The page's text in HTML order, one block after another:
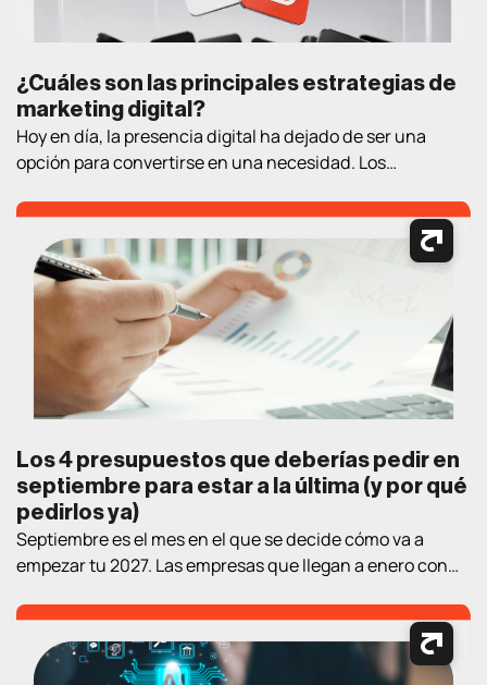
¿Cuáles son las principales estrategias de
marketing digital?
Hoy en día, la presencia digital ha dejado de ser una
opción para convertirse en una necesidad. Los
buscando información, comparando productos, leyendo
opiniones y tomando decisiones de compra. En este
contexto, contar con estrategias de marketing digital
bien definidas es fundamental para atraer clientes,
generar oportunidades […]
Los 4 presupuestos que deberías pedir en
septiembre para estar a la última (y por qué
pedirlos ya)
Septiembre es el mes en el que se decide cómo va a
empezar tu 2027. Las empresas que llegan a enero con
ventaja sobre las que empiezan a «mirar opciones» en el
nuevo año. Así que aquí va un ejercicio práctico de
lectura de verano: los cuatro […]